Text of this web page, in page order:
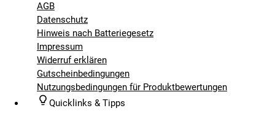
AGB
Datenschutz
Hinweis nach Batteriegesetz
Impressum
Widerruf erklären
Gutscheinbedingungen
Nutzungsbedingungen für Produktbewertungen
Quicklinks & Tipps